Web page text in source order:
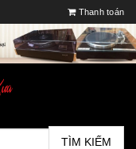
Thanh toán
TÌM KIẾM